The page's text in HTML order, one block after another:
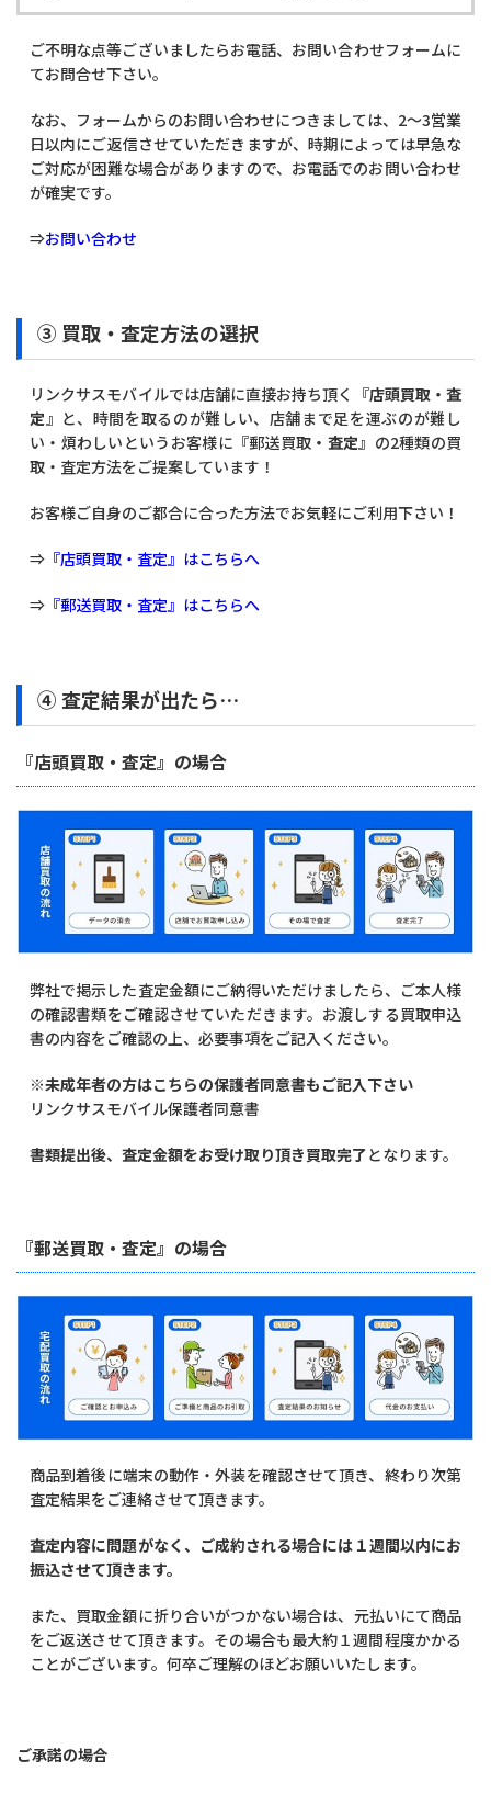
ご不明な点等ございましたらお電話、お問い合わせフォームに
てお問合せ下さい。
なお、フォームからのお問い合わせにつきましては、2〜3営業
日以内にご返信させていただきますが、時期によっては早急な
ご対応が困難な場合がありますので、お電話でのお問い合わせ
が確実です。
⇒お問い合わせ
③ 買取・査定方法の選択
リンクサスモバイルでは店舗に直接お持ち頂く『店頭買取・査
定 』と、時間を取るのが難しい、店舗まで足を運ぶのが難し
い・煩わしいというお客様に『郵送買取 ・査定 』の2種類の買
取・査定方法をご提案しています！
お客様ご自身のご都合に合った方法でお気軽にご利用下さい！
⇒ 『店頭買取・査定』はこちらへ
⇒ 『郵送買取・査定』はこちらへ
④ 査定結果が出たら…
『店頭買取・査定』の場合
弊社で掲示した査定金額にご納得いただけましたら、ご本人様
の確認書類をご確認させていただきます。お渡しする買取申込
書の内容をご確認の上、必要事項をご記入ください。
※未成年者の方はこちらの保護者同意書もご記入下さい
リンクサスモバイル保護者同意書
書類提出後、査定金額をお受け取り頂き買取完了となります。
『郵送買取・査定』の場合
商品到着後に端末の動作・外装を確認させて頂き、終わり次第
査定結果をご連絡させて頂きます。
査定内容に問題がなく、ご成約される場合には１週間以内にお
振込させて頂きます。
また、買取金額に折り合いがつかない場合は、元払いにて商品
をご返送させて頂きます。その場合も最大約１週間程度かかる
ことがございます。何卒ご理解のほどお願いいたします。
ご承諾の場合